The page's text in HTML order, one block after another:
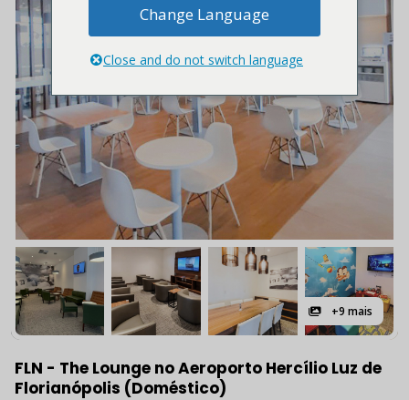
+9 mais
FLN - The Lounge no Aeroporto Hercílio Luz de
Florianópolis (Doméstico)
Change Language
Close and do not switch language